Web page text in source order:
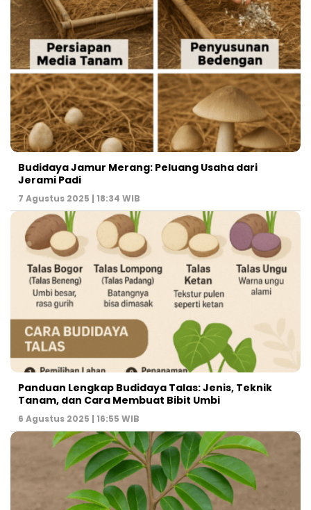
Budidaya Jamur Merang: Peluang Usaha dari
Jerami Padi
7 Agustus 2025 | 18:34 WIB
Panduan Lengkap Budidaya Talas: Jenis, Teknik
Tanam, dan Cara Membuat Bibit Umbi
6 Agustus 2025 | 16:55 WIB